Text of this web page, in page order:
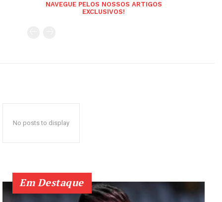
NAVEGUE PELOS NOSSOS ARTIGOS
EXCLUSIVOS!
No posts to display
Em Destaque